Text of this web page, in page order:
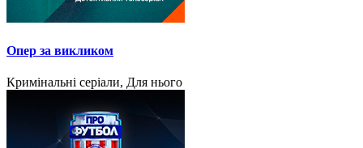
Опер за викликом
Кримінальні серіали, Для нього